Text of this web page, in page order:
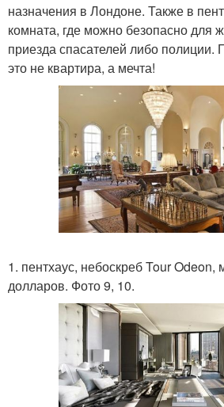
назначения в Лондоне. Также в
комната, где можно безопасно для
приезда спасателей либо
это не квартира, а мечта!
1. пентхаус, небоскреб Tour Odeon,
долларов. Фото 9, 10.